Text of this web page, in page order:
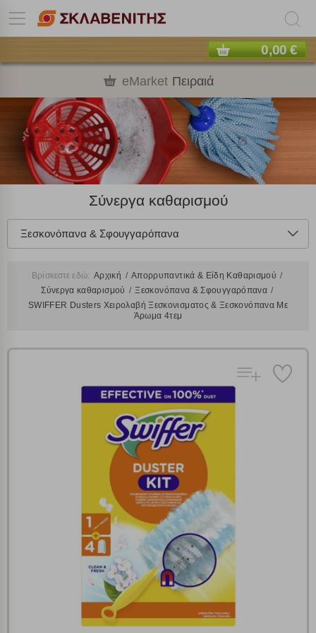
0,00 €
eMarket Πειραιά
Σύνεργα καθαρισμού
Ξεσκονόπανα & Σφουγγαρόπανα
Βρίσκεστε εδώ: Αρχική
Απορρυπαντικά & Είδη Καθαρισμού
Σύνεργα καθαρισμού
Ξεσκονόπανα & Σφουγγαρόπανα
SWIFFER Dusters Χειρολαβή Ξεσκονισματος & Ξεσκονόπανα Με
Άρωμα 4τεμ
Πολλαπλή αναζήτηση
Χρησιμοποιήστε τη για πιο γρήγορη αναζήτηση
προϊόντων.
Γράψτε τα προϊόντα που επιθυμείτε, με κόμμα ανάμεσά
τους, και κάντε κλικ στο κουμπί "Αναζήτηση". Θα
εμφανιστούν αποτελέσματα από όλες τις Κατηγορίες και
για κάθε προϊόν.
Ρυθμίσεις Cookies
Ενημέρωση